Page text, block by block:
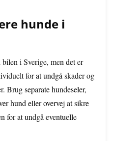
hunde i
i Sverige, men det er
for at undgå skader og
Brug separate hundeseler,
hund eller overvej at sikre
for at undgå eventuelle